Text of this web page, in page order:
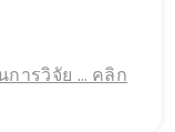
การวิจัย … คลิก